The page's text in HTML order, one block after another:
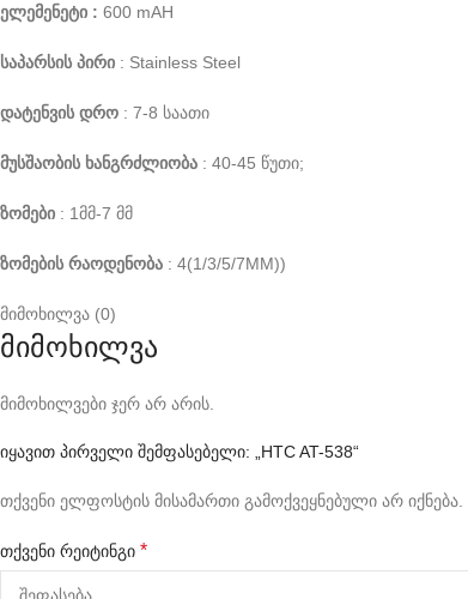
ელემენეტი : 600 mAH
საპარსის პირი : Stainless Steel
დატენვის დრო : 7-8 საათი
მუსშაობის ხანგრძლიობა : 40-45 წუთი;
ზომები : 1მმ-7 მმ
ზომების რაოდენობა : 4(1/3/5/7MM))
მიმოხილვა (0)
მიმოხილვა
მიმოხილვები ჯერ არ არის.
იყავით პირველი შემფასებელი: „HTC AT-538“
თქვენი ელფოსტის მისამართი გამოქვეყნებული არ იქნება.
თქვენი რეიტინგი *